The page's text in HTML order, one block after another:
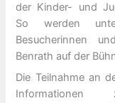
der Kinder- und
So werden
Besucherinnen
Benrath auf der
Die Teilnahme an